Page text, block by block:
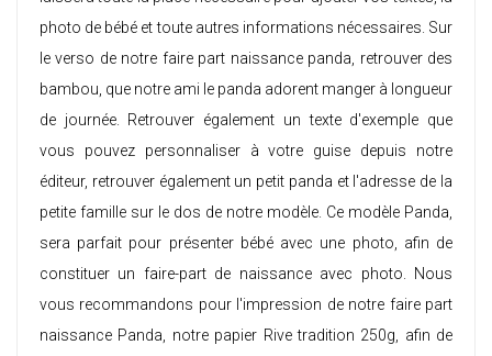
photo de bébé et toute autres informations nécessaires. Sur
le verso de notre faire part naissance panda, retrouver des
bambou, que notre ami le panda adorent manger à longueur
de journée. Retrouver également un texte d'exemple que
vous pouvez personnaliser à votre guise depuis notre
éditeur, retrouver également un petit panda et l'adresse de la
petite famille sur le dos de notre modèle. Ce modèle Panda,
sera parfait pour présenter bébé avec une photo, afin de
constituer un faire-part de naissance avec photo . Nous
vous recommandons pour l'impression de notre faire part
naissance Panda, notre papier Rive tradition 250g, afin de